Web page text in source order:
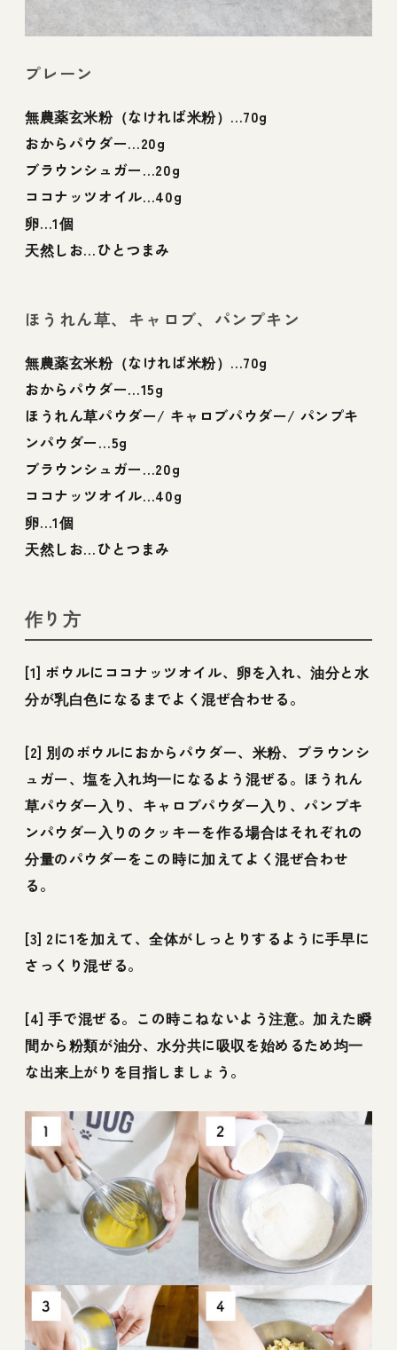
プレーン
無農薬玄米粉（なければ米粉）…70g
おからパウダー…20g
ブラウンシュガー…20g
ココナッツオイル…40g
卵…1個
天然しお…ひとつまみ
ほうれん草、キャロブ、パンプキン
無農薬玄米粉（なければ米粉）…70g
おからパウダー…15g
ほうれん草パウダー/ キャロブパウダー/ パンプキ
ンパウダー…5g
ブラウンシュガー…20g
ココナッツオイル…40g
卵…1個
天然しお…ひとつまみ
作り方
[1] ボウルにココナッツオイル、卵を入れ、油分と水
分が乳白色になるまでよく混ぜ合わせる。
[2] 別のボウルにおからパウダー、米粉、ブラウンシ
ュガー、塩を入れ均一になるよう混ぜる。ほうれん
草パウダー入り、キャロブパウダー入り、パンプキ
ンパウダー入りのクッキーを作る場合はそれぞれの
分量のパウダーをこの時に加えてよく混ぜ合わせ
る。
[3] 2に1を加えて、全体がしっとりするように手早に
さっくり混ぜる。
[4] 手で混ぜる。この時こねないよう注意。加えた瞬
間から粉類が油分、水分共に吸収を始めるため均一
な出来上がりを目指しましょう。